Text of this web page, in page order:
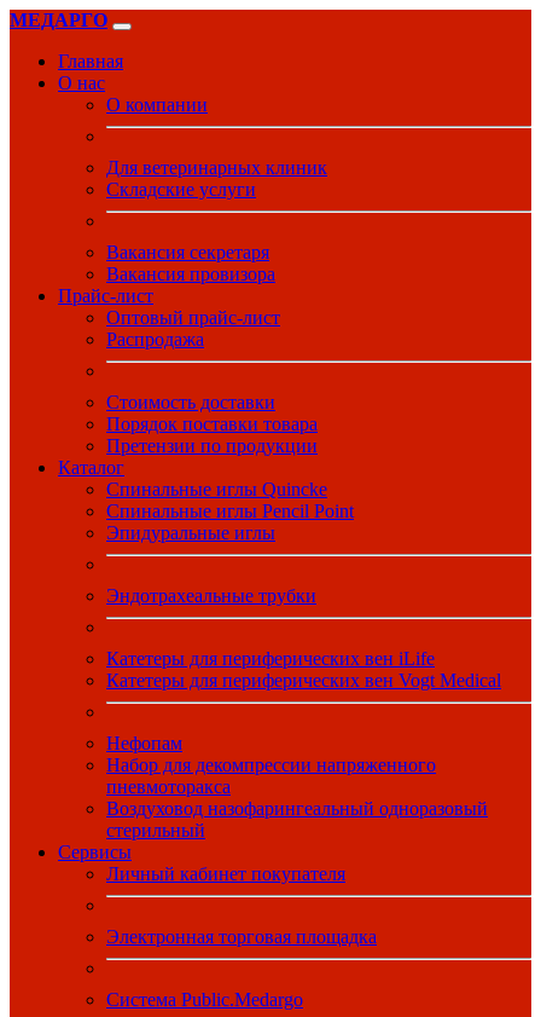
МЕДАРГО
Главная
О нас
О компании
Для ветеринарных клиник
Складские услуги
Вакансия секретаря
Вакансия провизора
Прайс-лист
Оптовый прайс-лист
Распродажа
Стоимость доставки
Порядок поставки товара
Претензии по продукции
Каталог
Спинальные иглы Quincke
Спинальные иглы Pencil Point
Эпидуральные иглы
Эндотрахеальные трубки
Катетеры для периферических вен iLife
Катетеры для периферических вен Vogt Medical
Нефопам
Набор для декомпрессии напряженного
пневмоторакса
Воздуховод назофарингеальный одноразовый
стерильный
Сервисы
Личный кабинет покупателя
Электронная торговая площадка
Система Public.Medargo